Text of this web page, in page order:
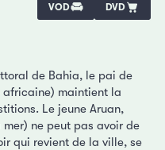
VOD DVD
de Bahia, le pai de
maintient la
Le jeune Aruan,
ne peut pas avoir de
qui revient de la ville, se